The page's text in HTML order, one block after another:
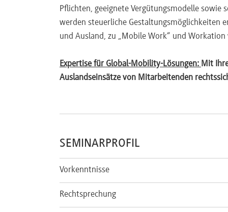
Pflichten, geeignete Vergütungsmodelle sowie
werden steuerliche Gestaltungsmöglichkeiten
und Ausland, zu „Mobile Work“ und
Expertise für Global-Mobility-Lösungen: Mit
Auslandseinsätze von Mitarbeitenden
SEMINARPROFIL
Vorkenntnisse
Rechtsprechung